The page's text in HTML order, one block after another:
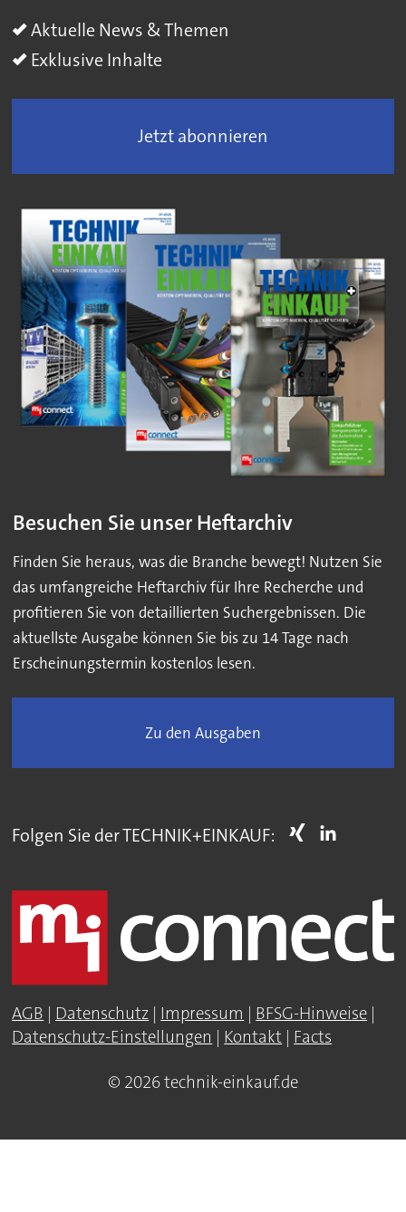
Aktuelle News & Themen
Exklusive Inhalte
Jetzt abonnieren
Besuchen Sie unser Heftarchiv
Finden Sie heraus, was die Branche bewegt! Nutzen Sie
das umfangreiche Heftarchiv für Ihre Recherche und
profitieren Sie von detaillierten Suchergebnissen. Die
aktuellste Ausgabe können Sie bis zu 14 Tage nach
Erscheinungstermin kostenlos lesen.
Zu den Ausgaben
Folgen Sie der TECHNIK+EINKAUF:
AGB | Datenschutz | Impressum | BFSG-Hinweise |
Datenschutz-Einstellungen | Kontakt | Facts
© 2026 technik-einkauf.de